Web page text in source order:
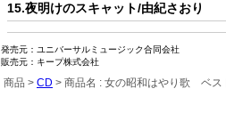
15.夜明けのスキャット/由紀さおり
発売元：ユニバーサルミュージック合同会社
販売元：キープ株式会社
商品 > CD > 商品名 : 女の昭和はやり歌 ベス